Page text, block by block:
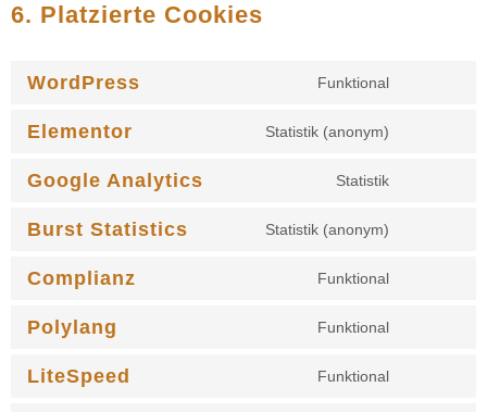
6. Platzierte Cookies
WordPress Funktional
Elementor Statistik (anonym)
Google Analytics Statistik
Burst Statistics Statistik (anonym)
Complianz Funktional
Polylang Funktional
LiteSpeed Funktional